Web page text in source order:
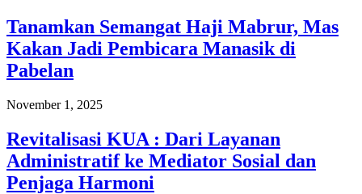
Tanamkan Semangat Haji Mabrur, Mas
Kakan Jadi Pembicara Manasik di
Pabelan
November 1, 2025
Revitalisasi KUA : Dari Layanan
Administratif ke Mediator Sosial dan
Penjaga Harmoni